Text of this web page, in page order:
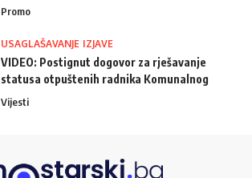
Promo
USAGLAŠAVANJE IZJAVE
VIDEO: Postignut dogovor za rješavanje
statusa otpuštenih radnika Komunalnog
Vijesti